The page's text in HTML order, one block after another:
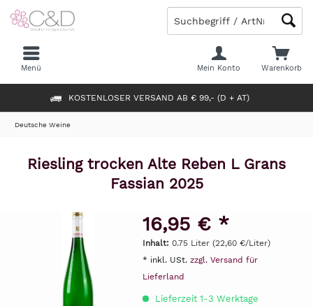
KOSTENLOSER VERSAND AB € 99,- (D + AT)
Warenkorb
Mein Konto
Menü
Deutsche Weine
Riesling trocken Alte Reben L Grans
Fassian 2025
16,95 € *
Inhalt: 0.75 Liter (22,60 €/Liter)
* inkl. USt. zzgl. Versand für
Lieferland
Lieferzeit 1-3 Werktage